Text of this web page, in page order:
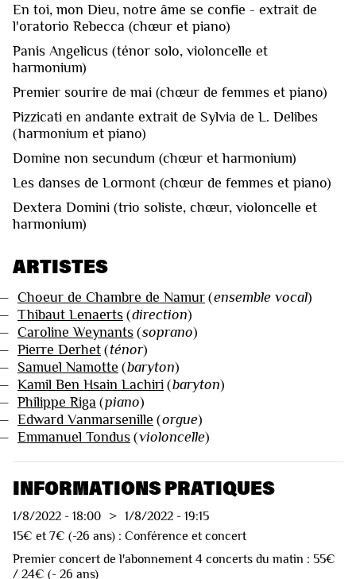
En toi, mon Dieu, notre âme se confie - extrait de
l'oratorio Rebecca (chœur et piano)
Panis Angelicus (ténor solo, violoncelle et
harmonium)
Premier sourire de mai (chœur de femmes et piano)
Pizzicati en andante extrait de Sylvia de L. Delibes
(harmonium et piano)
Domine non secundum (chœur et harmonium)
Les danses de Lormont (chœur de femmes et piano)
Dextera Domini (trio soliste, chœur, violoncelle et
harmonium)
ARTISTES
Choeur de Chambre de Namur (ensemble vocal)
Thibaut Lenaerts (direction)
Caroline Weynants (soprano)
Pierre Derhet (ténor)
Samuel Namotte (baryton)
Kamil Ben Hsain Lachiri (baryton)
Philippe Riga (piano)
Edward Vanmarsenille (orgue)
Emmanuel Tondus (violoncelle)
INFORMATIONS PRATIQUES
1/8/2022 - 18:00 > 1/8/2022 - 19:15
15€ et 7€ (-26 ans) : Conférence et concert
Premier concert de l'abonnement 4 concerts du matin : 55€
/ 24€ (- 26 ans)